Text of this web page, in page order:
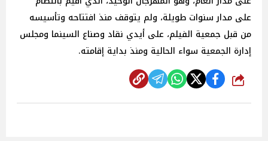
على مدار سنوات طويلة، ولم يتوقف منذ افتتاحه وتأسيسه
من قبل جمعية الفيلم، على أيدي نقاد وصناع السينما ومجلس
إدارة الجمعية سواء الحالية ومنذ بداية إقامته.
شارك